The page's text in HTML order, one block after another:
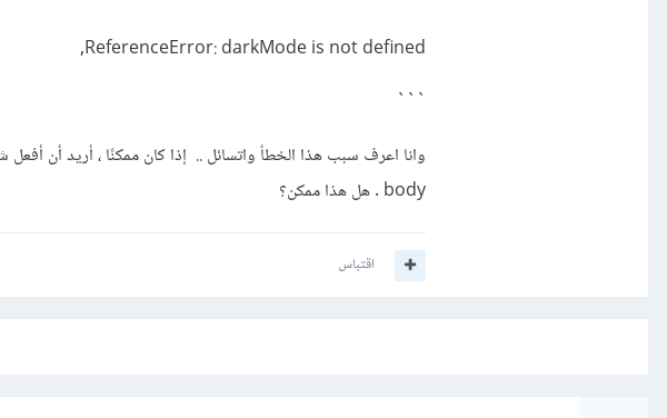
ReferenceError: darkMode is not defined,
```
body . هل هذا ممكن؟
اقتباس